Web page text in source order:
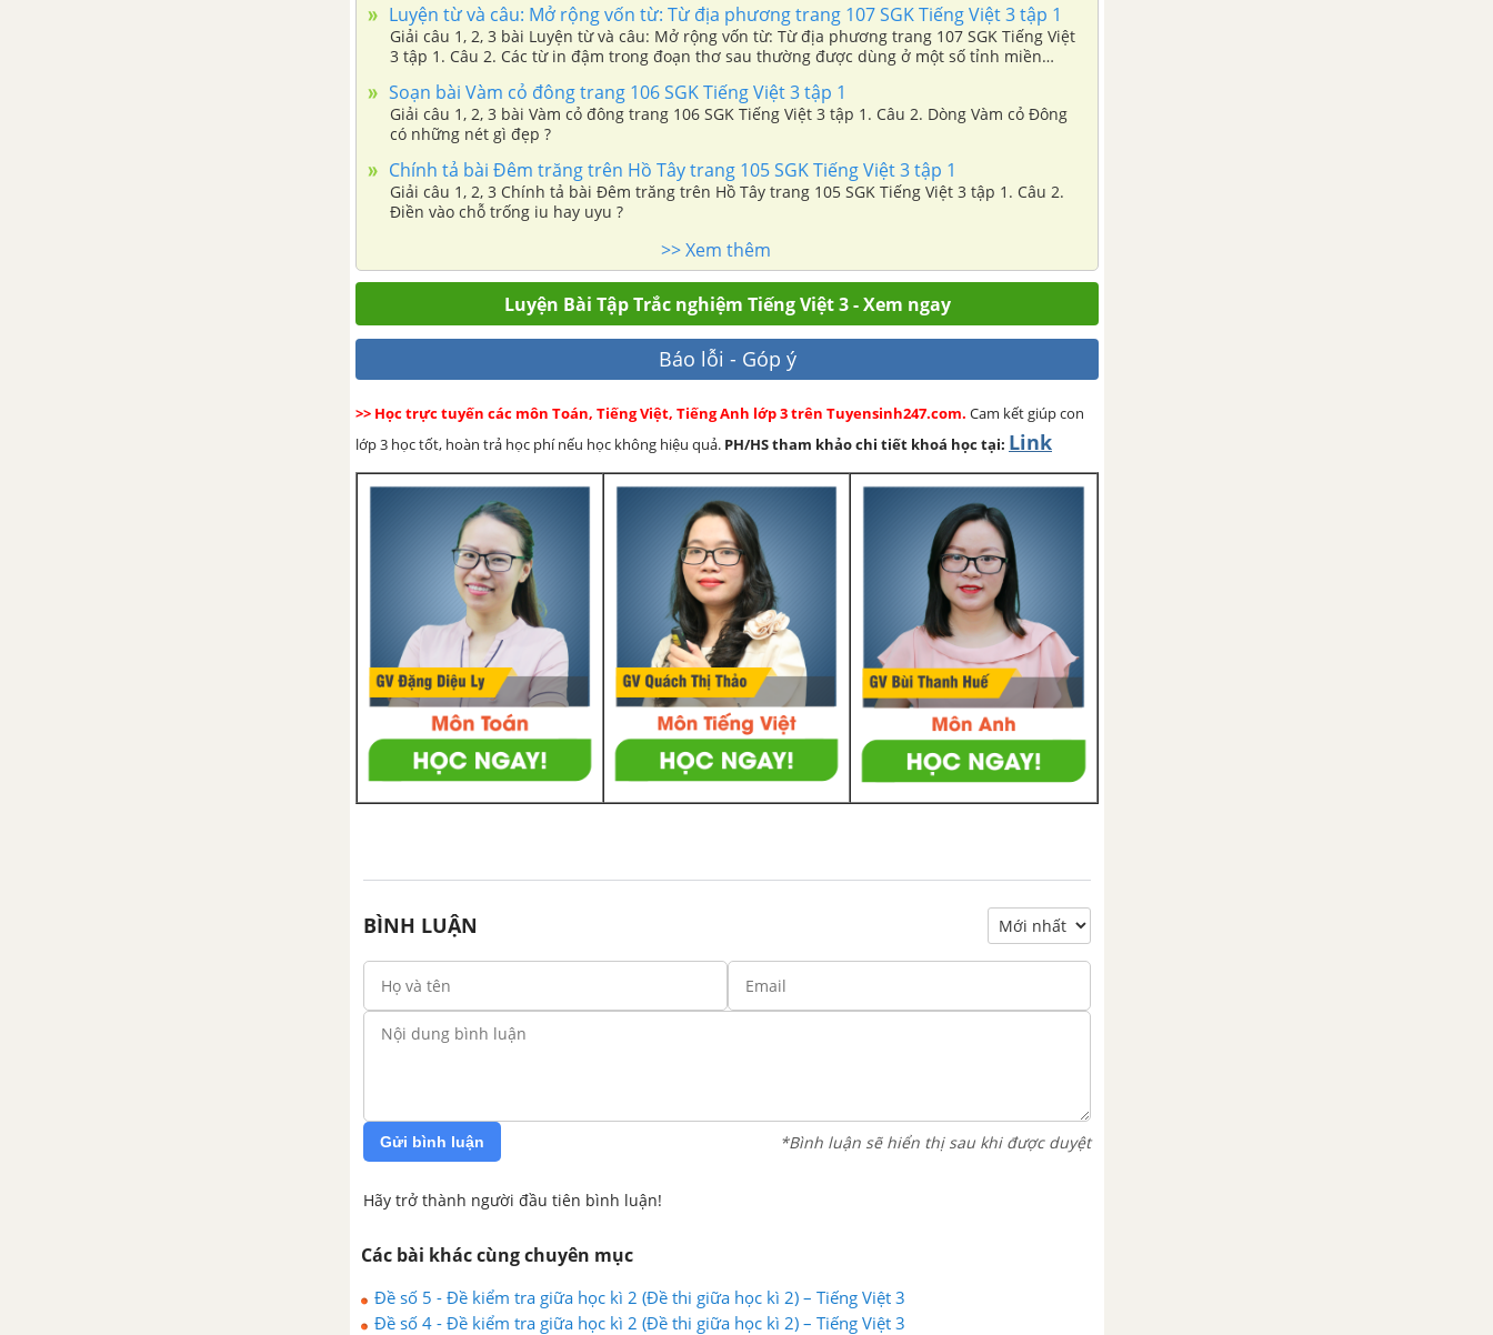
Luyện từ và câu: Mở rộng vốn từ: Từ địa phương trang 107 SGK Tiếng Việt 3 tập 1
Giải câu 1, 2, 3 bài Luyện từ và câu: Mở rộng vốn từ: Từ địa phương trang 107 SGK Tiếng Việt
3 tập 1. Câu 2. Các từ in đậm trong đoạn thơ sau thường được dùng ở một số tỉnh miền
Soạn bài Vàm cỏ đông trang 106 SGK Tiếng Việt 3 tập 1
Giải câu 1, 2, 3 bài Vàm cỏ đông trang 106 SGK Tiếng Việt 3 tập 1. Câu 2. Dòng Vàm cỏ Đông
có những nét gì đẹp ?
Chính tả bài Đêm trăng trên Hồ Tây trang 105 SGK Tiếng Việt 3 tập 1
Giải câu 1, 2, 3 Chính tả bài Đêm trăng trên Hồ Tây trang 105 SGK Tiếng Việt 3 tập 1. Câu 2.
Điền vào chỗ trống iu hay uyu ?
>> Xem thêm
Luyện Bài Tập Trắc nghiệm Tiếng Việt 3 - Xem ngay
Báo lỗi - Góp ý
>> Học trực tuyến các môn Toán, Tiếng Việt, Tiếng Anh lớp 3 trên Tuyensinh247.com. Cam kết giúp con
lớp 3 học tốt, hoàn trả học phí nếu học không hiệu quả. PH/HStham khảo chi tiết khoá học tại: Link
BÌNH LUẬN
Gửi bình luận *Bình luận sẽ hiển thị sau khi được duyệt
Hãy trở thành người đầu tiên bình luận!
Các bài khác cùng chuyên mục
Đề số 5 - Đề kiểm tra giữa học kì 2 (Đề thi giữa học kì 2) – Tiếng Việt 3
Đề số 4 - Đề kiểm tra giữa học kì 2 (Đề thi giữa học kì 2) – Tiếng Việt 3